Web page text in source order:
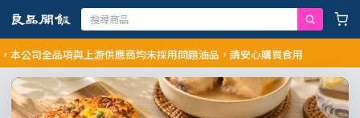
全品項與上游供應商均未採用問題油品，請安心購買食用